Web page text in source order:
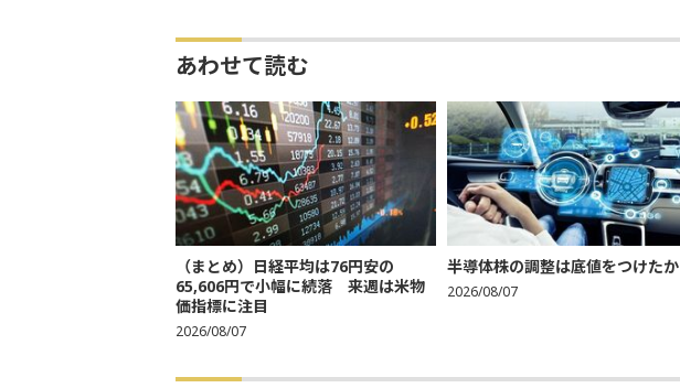
あわせて読む
（まとめ）日経平均は76円安の
65,606円で小幅に続落 来週は米物
価指標に注目
2026/08/07
半導体株の調整は底値をつけたか
2026/08/07